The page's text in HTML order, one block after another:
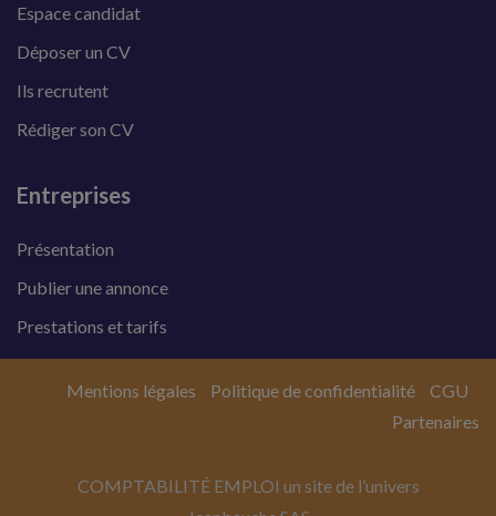
Espace candidat
Déposer un CV
Ils recrutent
Rédiger son CV
Entreprises
Présentation
Publier une annonce
Prestations et tarifs
COMPTABILITÉ EMPLOI un site de l’univers
Mentions légales Politique de confidentialité
CGU
Partenaires